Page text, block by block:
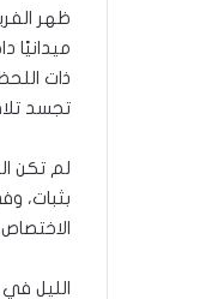
ظهر
ميدانيًا
ذات
تجسد
لم تكن
بثبات،
الاختصاص.
الليل